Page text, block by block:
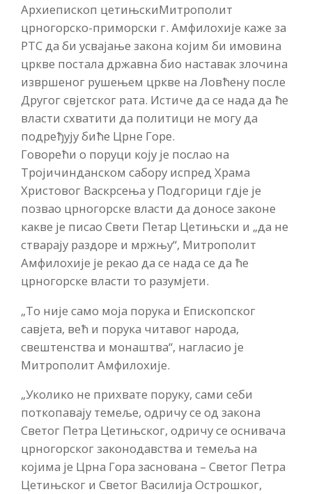
Архиепископ цетињскиМитрополит
црногорско-приморски г. Амфилохије каже за
РТС да би усвајање закона којим би имовина
цркве постала државна био наставак злочина
извршеног рушењем цркве на Ловћену после
Другог свјетског рата. Истиче да се нада да ће
власти схватити да политици не могу да
подређују биће Црне Горе.
Говoрећи о поруци коју је послао на
Тројичинданском сабору испред Храма
Христовог Васкрсења у Подгорици гдје је
позвао црногорске власти да доносе законе
какве је писао Свети Петар Цетињски и „да не
стварају раздоре и мржњу“, Митрополит
Амфилохије је рекаo да се нада се да ће
црногорске власти то разумјети.
„То није само моја порука и Епископског
савјета, већ и порука читавог народа,
свештенства и монаштва“, нагласио је
Митрополит Амфилохије.
„Уколико не прихвате поруку, сами себи
поткопавају темеље, одричу се од закона
Светог Петра Цетињског, одричу се оснивача
црногорског законодавства и темеља на
којима је Црна Гора заснована – Светог Петра
Цетињског и Светог Василија Острошког,